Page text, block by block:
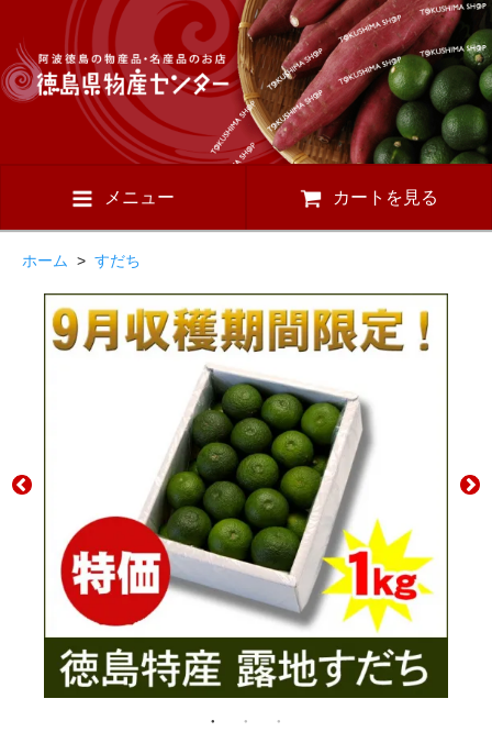
メニュー カートを見る
ホーム > すだち